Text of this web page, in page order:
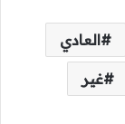
العادي
غير